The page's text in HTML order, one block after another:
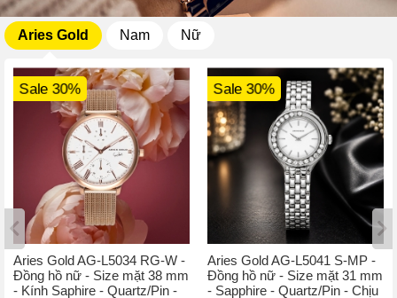
Aries Gold Nam Nữ
Sale 30%
Aries Gold AG-L5034 RG-W -
Đồng hồ nữ - Size mặt 38 mm
- Kính Saphire - Quartz/Pin -
Sale 30%
Aries Gold AG-L5041 S-MP -
Đồng hồ nữ - Size mặt 31 mm
- Sapphire - Quartz/Pin - Chịu